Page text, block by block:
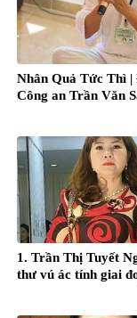
Nhân Quả Tức Thì
Công an Trần Văn
1. Trần Thị Tuyết
thư vú ác tính giai